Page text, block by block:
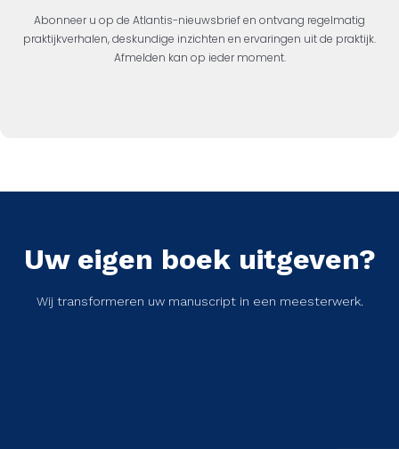
Abonneer u op de Atlantis-nieuwsbrief en ontvang regelmatig
praktijkverhalen, deskundige inzichten en ervaringen uit de praktijk.
Afmelden kan op ieder moment.
Uw eigen boek uitgeven?
Wij transformeren uw manuscript in een meesterwerk.